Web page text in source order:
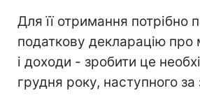
Для її отримання потрібно
податкову декларацію про
і доходи - зробити це
грудня року, наступного за